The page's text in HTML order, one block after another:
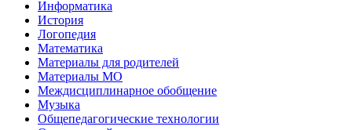
Информатика
История
Логопедия
Математика
Материалы для родителей
Материалы МО
Междисциплинарное обобщение
Музыка
Общепедагогические технологии